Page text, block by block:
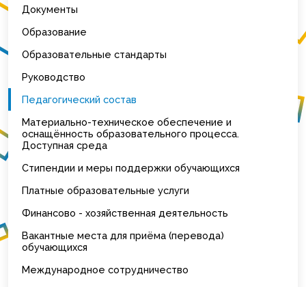
Документы
Образование
Образовательные стандарты
Руководство
Педагогический состав
Материально-техническое обеспечение и
оснащённость образовательного процесса.
Доступная среда
Стипендии и меры поддержки обучающихся
Платные образовательные услуги
Финансово - хозяйственная деятельность
Вакантные места для приёма (перевода)
обучающихся
Международное сотрудничество